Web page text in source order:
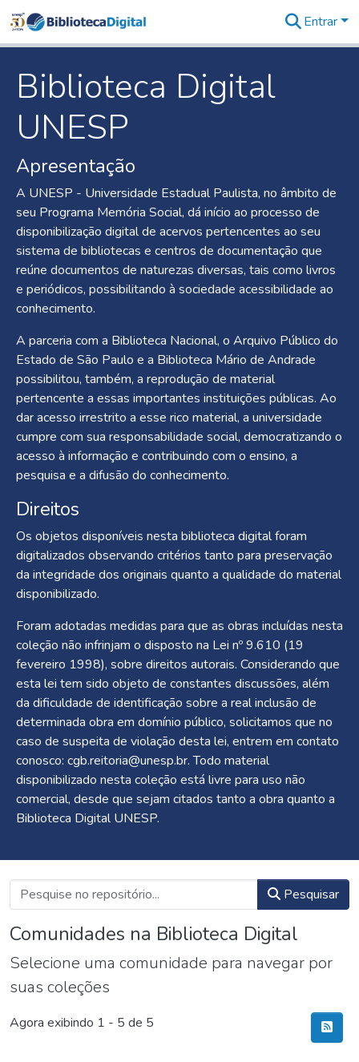
&
Coleções
Tudo na
Biblioteca
Entrar
Biblioteca Digital
UNESP
Apresentação
A UNESP - Universidade Estadual Paulista, no âmbito de
seu Programa Memória Social, dá início ao processo de
disponibilização digital de acervos pertencentes ao seu
sistema de bibliotecas e centros de documentação que
reúne documentos de naturezas diversas, tais como livros
e periódicos, possibilitando à sociedade acessibilidade ao
conhecimento.
A parceria com a Biblioteca Nacional, o Arquivo Público do
Estado de São Paulo e a Biblioteca Mário de Andrade
possibilitou, também, a reprodução de material
pertencente a essas importantes instituições públicas. Ao
dar acesso irrestrito a esse rico material, a universidade
cumpre com sua responsabilidade social, democratizando o
acesso à informação e contribuindo com o ensino, a
pesquisa e a difusão do conhecimento.
Direitos
Os objetos disponíveis nesta biblioteca digital foram
digitalizados observando critérios tanto para preservação
da integridade dos originais quanto a qualidade do material
disponibilizado.
Foram adotadas medidas para que as obras incluídas nesta
coleção não infrinjam o disposto na Lei nº 9.610 (19
fevereiro 1998), sobre direitos autorais. Considerando que
esta lei tem sido objeto de constantes discussões, além
da dificuldade de identificação sobre a real inclusão de
determinada obra em domínio público, solicitamos que no
caso de suspeita de violação desta lei, entrem em contato
conosco: cgb.reitoria@unesp.br. Todo material
disponibilizado nesta coleção está livre para uso não
comercial, desde que sejam citados tanto a obra quanto a
Biblioteca Digital UNESP.
Pesquisar
Comunidades na Biblioteca Digital
Selecione uma comunidade para navegar por
suas coleções
Agora exibindo 1 - 5 de 5